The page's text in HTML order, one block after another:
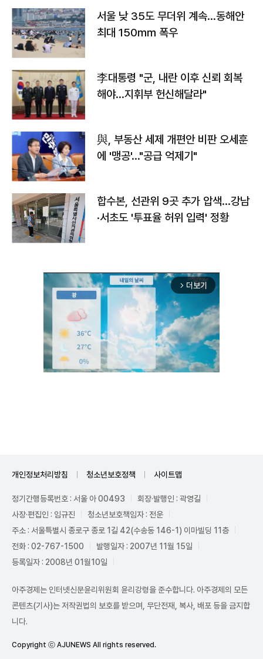
서울 낮 35도 무더위 계속…동해안
최대 150㎜ 폭우
李대통령 "군, 내란 이후 신뢰 회복
해야…지휘부 헌신해달라"
與, 부동산 세제 개편안 비판 오세훈
에 '맹공'…"공급 억제기"
합수본, 선관위 9곳 추가 압색…강남
·서초도 '투표율 허위 입력' 정황
arrow_forward_ios 더보기
개인정보처리방침 청소년보호정책 사이트맵
정기간행등록번호 : 서울 아 00493
회장·발행인 : 곽영길
사장·편집인 : 임규진
청소년보호책임자 : 전운
주소 : 서울특별시 종로구 종로 1길 42(수송동 146-1) 이마빌딩 11층
전화 : 02-767-1500
발행일자 : 2007년 11월 15일
등록일자 : 2008년 01월10일
아주경제는 인터넷신문윤리위원회 윤리강령을 준수합니다. 아주경제의 모든
콘텐츠(기사)는 저작권법의 보호를 받으며, 무단전재, 복사, 배포 등을 금지합
니다.
Copyright ⓒ AJUNEWS All rights reserved.